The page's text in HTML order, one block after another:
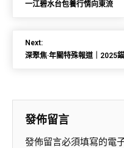
一江碧水台包養行情向東流
Next:
深聚焦·年關特殊報道｜2025
發佈留言
發佈留言必須填寫的電